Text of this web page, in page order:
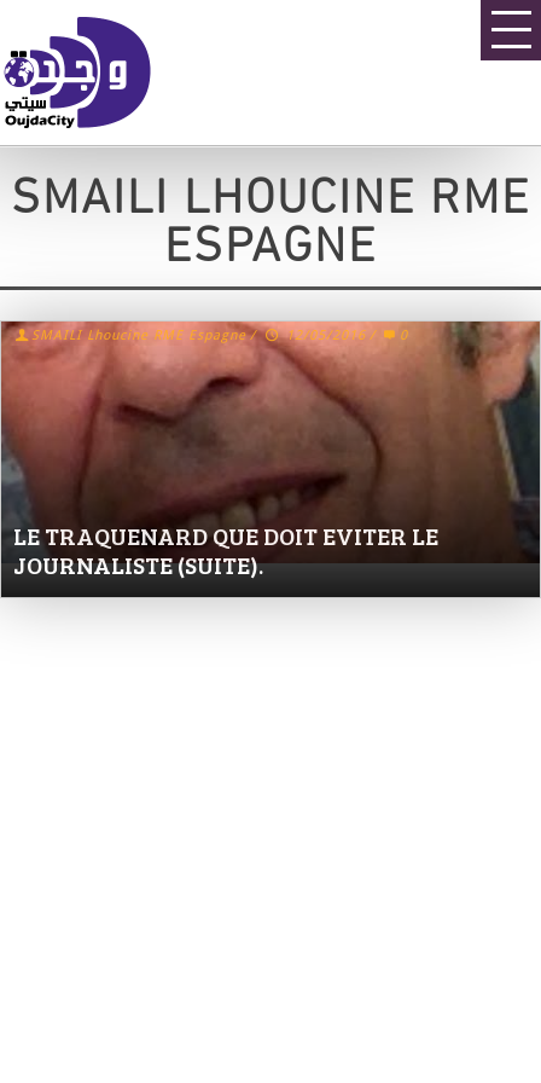
SMAILI LHOUCINE RME
ESPAGNE
LE TRAQUENARD QUE DOIT EVITER LE
JOURNALISTE (SUITE).
SMAILI Lhoucine RME Espagne / 12/05/2016 / 0